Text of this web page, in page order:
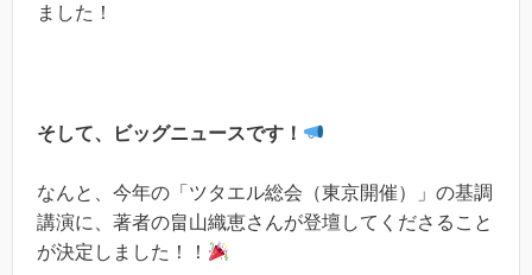
ました！
そして、ビッグニュースです！
なんと、今年の「ツタエル総会（東京開催）」の基調
講演に、著者の畠山織恵さんが登壇してくださること
が決定しました！！